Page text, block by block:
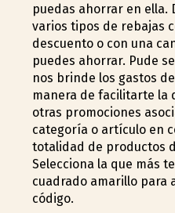
puedas ahorrar en ella.
varios tipos de rebajas
descuento o con una
puedes ahorrar. Pude
nos brinde los gastos
manera de facilitarte la
otras promociones
categoría o artículo en
totalidad de productos
Selecciona la que más
cuadrado amarillo para
código.